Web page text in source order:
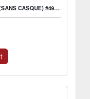
FUNKO POP! STAR WARS: BOBA FETT (SANS CASQUE) #490- US EXCLUSIVE